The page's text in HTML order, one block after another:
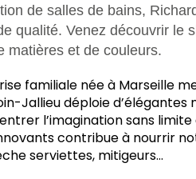
de salles de bains,
qualité. Venez découvrir le
matières et de couleurs.
familiale née à Marseille
Jallieu déploie d’élégantes
l’imagination sans limite
contribue à nourrir
serviettes, mitigeurs…